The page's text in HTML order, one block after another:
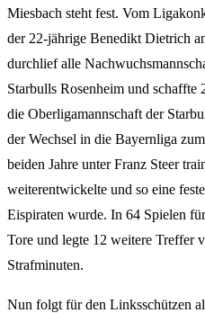
Miesbach steht fest. Vom
der 22-jährige Benedikt Dietrich
durchlief alle
Starbulls Rosenheim und schaffte
die Oberligamannschaft der
der Wechsel in die Bayernliga
beiden Jahre unter Franz Steer
weiterentwickelte und so eine
Eispiraten wurde. In 64 Spielen
Tore und legte 12 weitere Treffer
Strafminuten.
Nun folgt für den Linksschützen